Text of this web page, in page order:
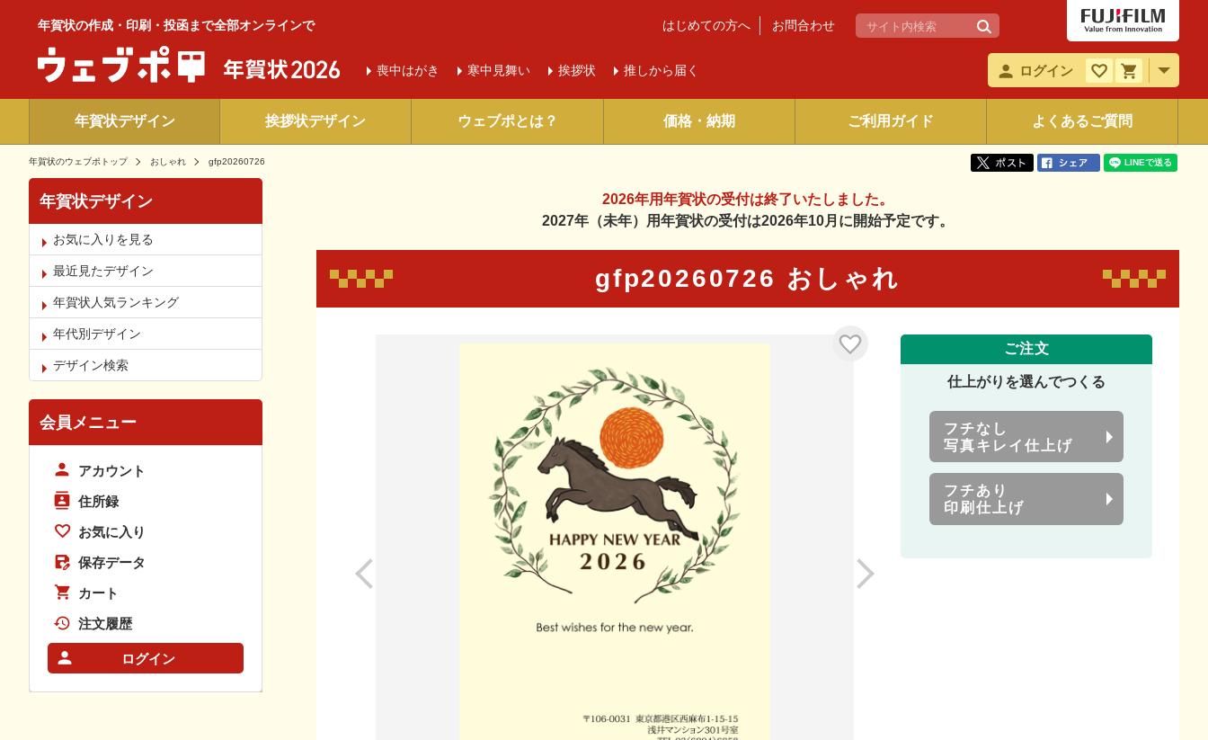
年賀状の作成・印刷・投函まで全部オンラインで
喪中はがき 寒中 見舞い 挨拶状 推しから届く
はじめての方へ お問合わせ
ログイン
年賀状デザイン 挨拶状デザイン ウェブポとは？ 価格・納期 ご利用ガイド よくあるご質問
年賀状のウェブポトップ おしゃれ gfp20260726
2026年用年賀状の受付は終了いたしました。
2027年（未年）用年賀状の受付は2026年10月に開始予定です。
gfp20260726 おしゃれ
ご注文
仕上がりを選んでつくる
フチなし
写真キレイ仕上げ
フチあり
印刷仕上げ
年賀状デザイン
お気に入りを見る
最近見たデザイン
年賀状人気ランキング
年代別デザイン
デザイン検索
会員メニュー
アカウント
住所録
お気に入り
保存データ
カート
注文履歴
ログイン